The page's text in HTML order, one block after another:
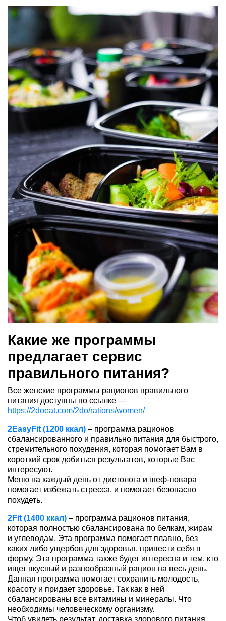
Какие же программы
предлагает сервис
правильного питания?
Все женские программы рационов правильного
питания доступны по ссылке —
https://2doeat.com/2do/rations/women/
2EasyFit (1200 ккал) – программа рационов
сбалансированного и правильно питания для быстрого,
стремительного похудения, которая помогает Вам в
короткий срок добиться результатов, которые Вас
интересуют.
Меню на каждый день от диетолога и шеф-повара
помогает избежать стресса, и помогает безопасно
похудеть.
2Fit (1400 ккал) – программа рационов питания,
которая полностью сбалансирована по белкам, жирам
и углеводам. Эта программа помогает плавно, без
каких либо ущербов для здоровья, привести себя в
форму. Эта программа также будет интересна и тем, кто
ищет вкусный и разнообразный рацион на весь день.
Данная программа помогает сохранить молодость,
красоту и придает здоровье. Так как в ней
сбалансированы все витамины и минералы. Что
необходимы человеческому организму.